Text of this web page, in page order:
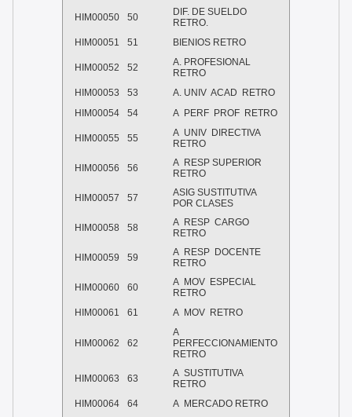
HIM00050 50
DIF. DE SUELDO
RETRO.
HIM00051
51 BIENIOS RETRO
HIM00052 52
A. PROFESIONAL
RETRO
HIM00053
53
A. UNIV ACAD RETRO
HIM00054
54 A PERF PROF RETRO
HIM00055 55
A UNIV DIRECTIVA
RETRO
HIM00056 56
A RESP SUPERIOR
RETRO
HIM00057 57
ASIG SUSTITUTIVA
POR CLASES
HIM00058 58
A RESP CARGO
RETRO
HIM00059 59
A RESP DOCENTE
RETRO
HIM00060 60
A MOV ESPECIAL
RETRO
HIM00061
61 A MOV RETRO
HIM00062 62
A
PERFECCIONAMIENTO
RETRO
HIM00063 63
A SUSTITUTIVA
RETRO
HIM00064
64 A MERCADO RETRO